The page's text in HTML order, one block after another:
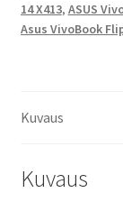
14
X421,
VivoBook
V433,
VivoBook
14 X413, ASUS
Asus VivoBook
Kuvaus
Kuvaus